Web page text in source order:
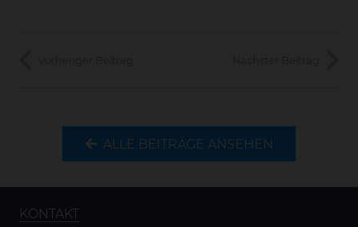
ALLE BEITRÄGE ANSEHEN
KONTAKT